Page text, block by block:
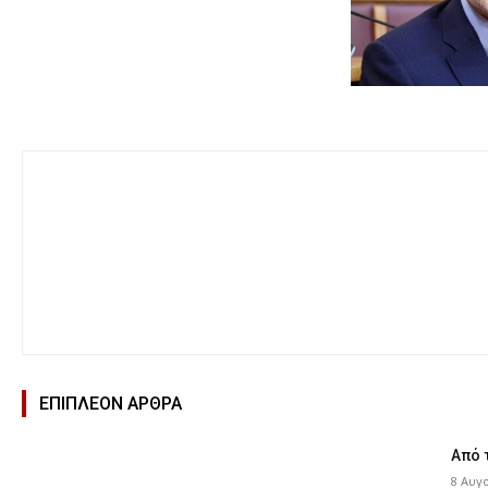
ΕΠΙΠΛΕΟΝ ΑΡΘΡΑ
Από
8